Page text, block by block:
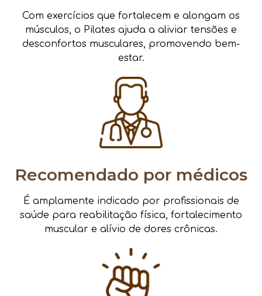
Com exercícios que fortalecem e alongam os
músculos, o Pilates ajuda a aliviar tensões e
desconfortos musculares, promovendo bem-
estar.
Recomendado por médicos
É amplamente indicado por profissionais de
saúde para reabilitação física, fortalecimento
muscular e alívio de dores crônicas.